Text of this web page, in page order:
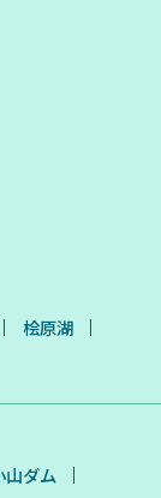
桧原湖
山ダム